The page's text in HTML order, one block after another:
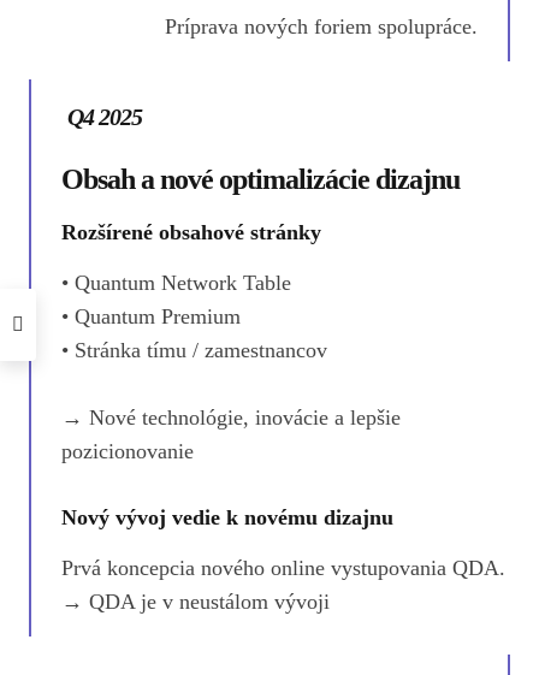
Príprava nových foriem spolupráce.
Q4 2025
Obsah a nové optimalizácie dizajnu
Rozšírené obsahové stránky
• Quantum Network Table
• Quantum Premium
• Stránka tímu / zamestnancov
→ Nové technológie, inovácie a lepšie
pozicionovanie
Nový vývoj vedie k novému dizajnu
Prvá koncepcia nového online vystupovania QDA.
→ QDA je v neustálom vývoji